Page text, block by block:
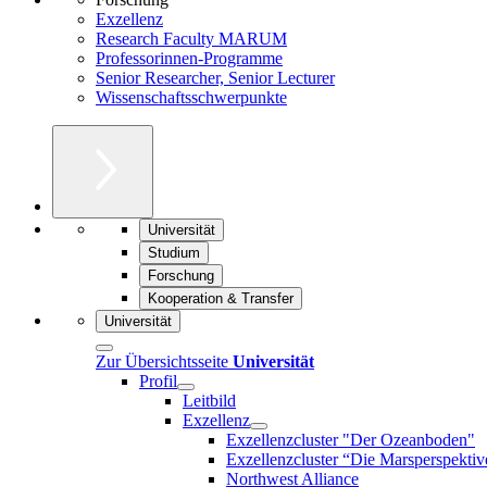
Exzellenz
Research Faculty MARUM
Professorinnen-Programme
Senior Researcher, Senior Lecturer
Wissenschaftsschwerpunkte
Universität
Studium
Forschung
Kooperation & Transfer
Universität
Zur Übersichtsseite Universität
Profil
Leitbild
Exzellenz
Exzellenzcluster "Der Ozeanboden"
Exzellenzcluster “Die
Northwest Alliance